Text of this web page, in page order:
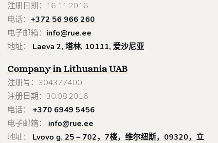
注册日期：16.11.2016
电话： +372 56 966 260
电子邮箱： info@rue.ee
地址：
Laeva 2, 塔林, 10111, 爱沙尼亚
Company in LithuaniaUAB
注册号：304377400
注册日期：30.08.2016
电话： +370 6949 5456
电子邮箱： info@rue.ee
地址： Lvovo g. 25 – 702，7楼，维尔纽斯，09320，立